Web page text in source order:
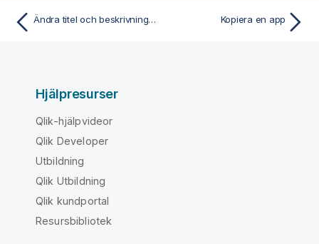
Ändra titel och beskrivning för en app Kopiera en app
Hjälpresurser
Qlik-hjälpvideor
Qlik Developer
Utbildning
Qlik Utbildning
Qlik kundportal
Resursbibliotek